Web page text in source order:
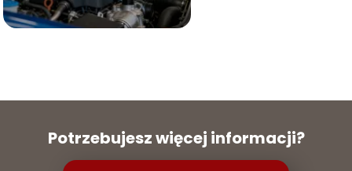
Potrzebujesz więcej informacji?